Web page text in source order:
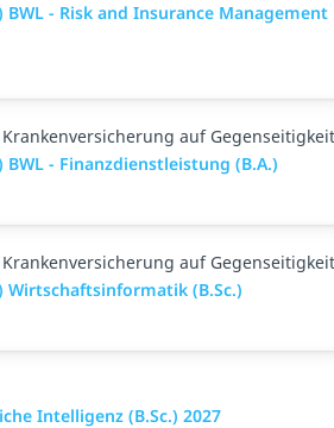
- Risk and Insurance Management
auf Gegenseitigkeit
- Finanzdienstleistung (B.A.)
auf Gegenseitigkeit
(B.Sc.)
Intelligenz (B.Sc.) 2027